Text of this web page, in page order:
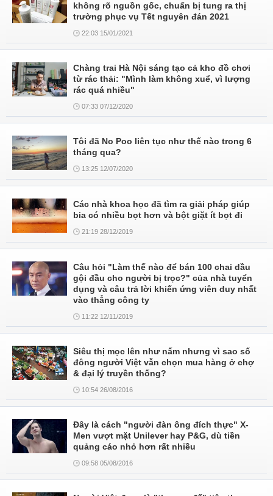
không rõ nguồn gốc, chuẩn bị tung ra thị
trường phục vụ Tết nguyên đán 2021
22:03 15/01/2021
Chàng trai Hà Nội sáng tạo cả kho đồ chơi
từ rác thải: "Mình làm không xuể, vì lượng
rác quá nhiều"
07:33 07/12/2020
Tôi đã No Poo liên tục như thế nào trong 6
tháng qua?
13:25 12/07/2020
Các nhà khoa học đã tìm ra giải pháp giúp
bia có nhiều bọt hơn và bột giặt ít bọt đi
21:19 28/12/2019
Câu hỏi "Làm thế nào để bán 100 chai dầu
gội đầu cho người bị trọc?" của nhà tuyển
dụng và câu trả lời khiến ứng viên duy nhất
vào thẳng công ty
11:22 12/11/2019
Siêu thị mọc lên như nấm nhưng vì sao số
đông người Việt vẫn chọn mua hàng ở chợ
& đại lý truyền thống?
10:54 26/08/2016
Đây là cách "người đàn ông đích thực" X-
Men vượt mặt Unilever hay P&G, dù tiền
quảng cáo nhỏ hơn rất nhiều
09:58 05/08/2016